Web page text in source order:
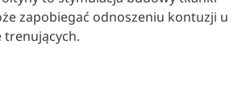
zapobiegać odnoszeniu kontuzji u
trenujących.